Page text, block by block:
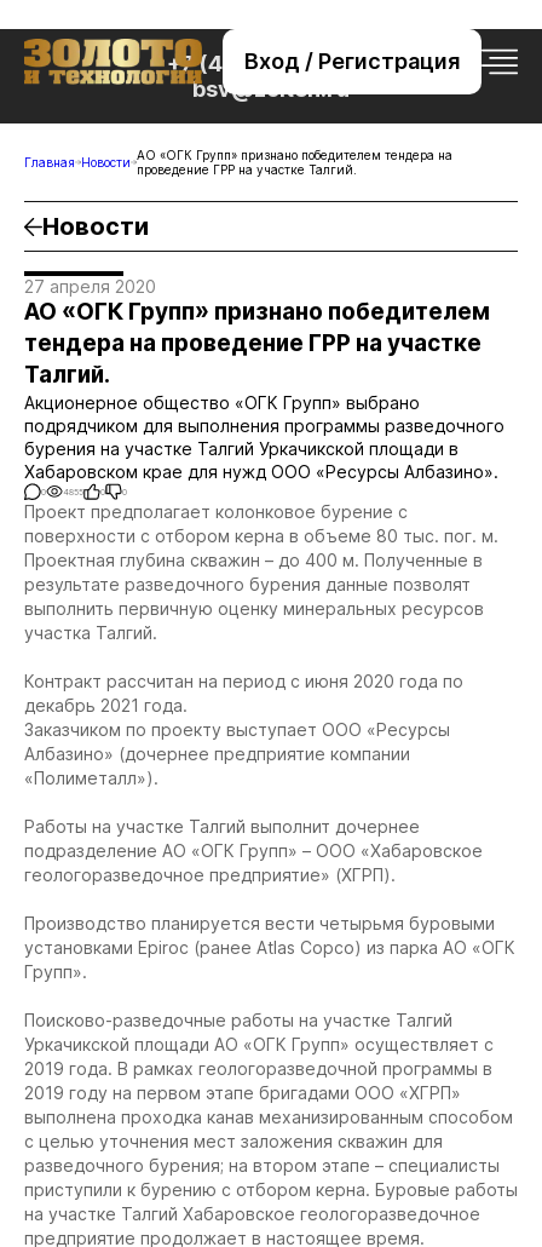
Вход / Регистрация
+7 (495) 221-76-32
bsv@zolteh.ru
Главная Новости АО «ОГК Групп» признано победителем тендера на
проведение ГРР на участке Талгий.
Новости
27 апреля 2020
АО «ОГК Групп» признано победителем
тендера на проведение ГРР на участке
Талгий.
Акционерное общество «ОГК Групп» выбрано
подрядчиком для выполнения программы разведочного
бурения на участке Талгий Уркачикской площади в
Хабаровском крае для нужд ООО «Ресурсы Албазино».
0 4855 0 0
Проект предполагает колонковое бурение с
поверхности с отбором керна в объеме 80 тыс. пог. м.
Проектная глубина скважин – до 400 м. Полученные в
результате разведочного бурения данные позволят
выполнить первичную оценку минеральных ресурсов
участка Талгий.
Контракт рассчитан на период с июня 2020 года по
декабрь 2021 года.
Заказчиком по проекту выступает ООО «Ресурсы
Албазино» (дочернее предприятие компании
«Полиметалл»).
Работы на участке Талгий выполнит дочернее
подразделение АО «ОГК Групп» – ООО «Хабаровское
геологоразведочное предприятие» (ХГРП).
Производство планируется вести четырьмя буровыми
установками Epiroc (ранее Atlas Copco) из парка АО «ОГК
Групп».
Поисково-разведочные работы на участке Талгий
Уркачикской площади АО «ОГК Групп» осуществляет с
2019 года. В рамках геологоразведочной программы в
2019 году на первом этапе бригадами ООО «ХГРП»
выполнена проходка канав механизированным способом
с целью уточнения мест заложения скважин для
разведочного бурения; на втором этапе – специалисты
приступили к бурению с отбором керна. Буровые работы
на участке Талгий Хабаровское геологоразведочное
предприятие продолжает в настоящее время.